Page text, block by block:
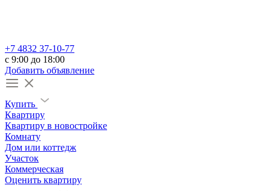
+7 4832 37-10-77
c 9:00 до 18:00
Добавить объявление
Купить
Квартиру
Квартиру в новостройке
Комнату
Дом или коттедж
Участок
Коммерческая
Оценить квартиру